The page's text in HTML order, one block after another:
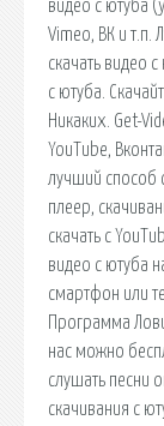
видео с ютуба
Vimeo, ВК и т.п.
скачать видео
с ютуба.
Никаких. Get-
YouTube,
лучший способ
плеер,
скачать с
видео с ютуба
смартфон или
Программа
нас можно
слушать песни
скачивания с